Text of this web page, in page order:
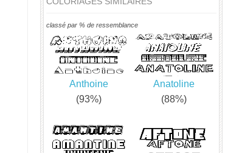
classé par % de ressemblance
Anthoine
(93%)
Anatoline
(88%)